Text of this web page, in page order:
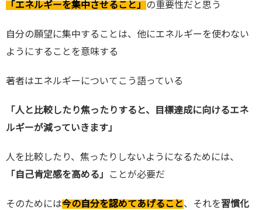
「エネルギーを集中させること」 の重要性だと思う
自分の願望に集中することは、他にエネルギーを使わない
ようにすることを意味する
著者はエネルギーについてこう語っている
「人と比較したり焦ったりすると、目標達成に向けるエネ
ルギーが減っていきます」
人を比較したり、焦ったりしないようになるためには、
「自己肯定感を高める」
ことが必要だ
そのためには今の自分を認めてあげること、それを習慣化